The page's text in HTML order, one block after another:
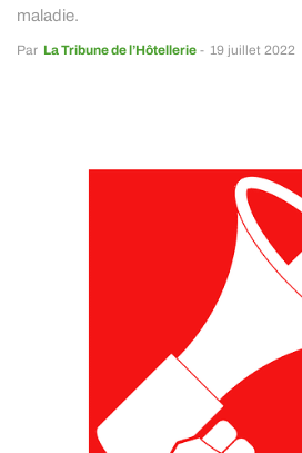
maladie.
Par La Tribune de l’Hôtellerie - 19 juillet 2022